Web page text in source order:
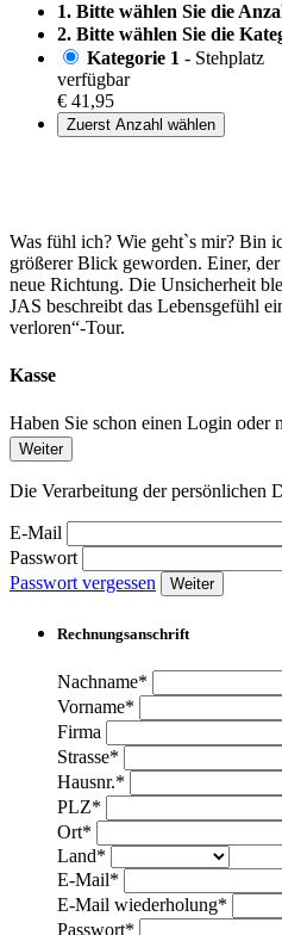
1. Bitte wählen Sie die
2. Bitte wählen Sie die
Kategorie 1 - Stehplatz
verfügbar
€ 41,95
Zuerst Anzahl wählen
Was fühl ich? Wie geht`s mir? Bin
größerer Blick geworden. Einer,
neue Richtung. Die Unsicherheit
JAS beschreibt das Lebensgefühl
verloren“-Tour.
Kasse
Haben Sie schon einen Login oder
Weiter
Die Verarbeitung der persönlichen
E-Mail
Passwort
Passwort vergessen
Weiter
Rechnungsanschrift
Nachname*
Vorname*
Firma
Strasse*
Hausnr.*
PLZ*
Ort*
Land*
E-Mail*
E-Mail wiederholung*
Passwort*